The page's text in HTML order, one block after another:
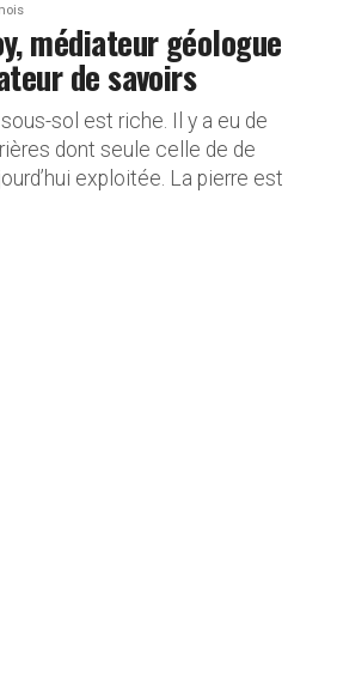
médiateur géologue
de savoirs
sol est riche. Il y a eu de
dont seule celle de de
exploitée. La pierre est